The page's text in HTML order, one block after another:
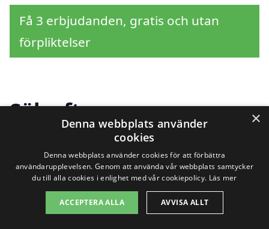
Få 3 erbjudanden, gratis och utan
förpliktelser
Sök efter en
professionell för
trädgårdsarbete i andra
städer nära Åmotfors
×
Denna webbplats använder
cookies
Denna webbplats använder cookies för att förbättra
användarupplevelsen. Genom att använda vår webbplats samtycker
du till alla cookies i enlighet med vår cookiepolicy. Läs mer
ACCEPTERA ALLA AVVISA ALLT